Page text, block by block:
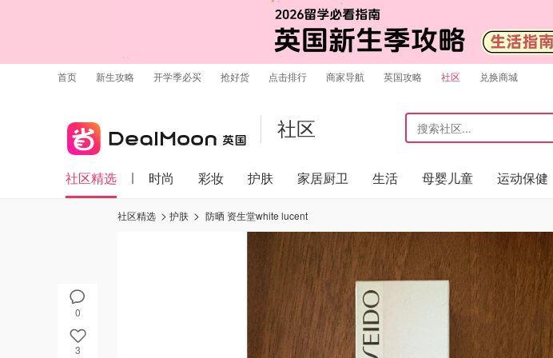
首页 新生攻略 开学季必买 抢好货 点击排行 商家导航 英国攻略 社区 兑换商城
社区
社区精选 时尚 彩妆 护肤 家居厨卫 生活 母婴儿童 运动保健
0
3
社区精选 护肤 防晒 资生堂white lucent